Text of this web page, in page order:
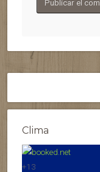
Clima
+13